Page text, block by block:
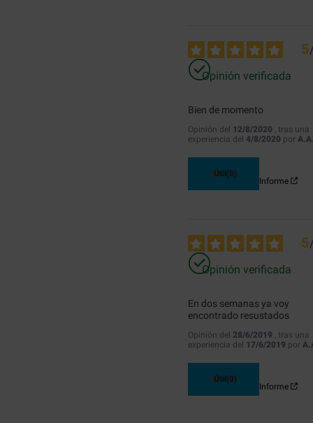
5
Opinión verificada
Bien de momento
Opinión del 12/8/2020 , tras una
experiencia del 4/8/2020 por
Útil (0)
Informe
5
Opinión verificada
En dos semanas ya voy
encontrado resustados
Opinión del 28/6/2019 , tras una
experiencia del 17/6/2019 por
Útil (0)
Informe